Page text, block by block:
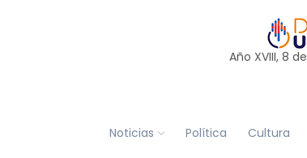
Año XVIII, 8 de
Noticias Política Cultura